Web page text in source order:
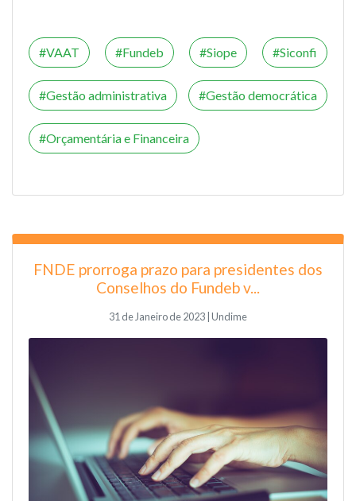
VAAT Fundeb Siope Siconfi
Gestão administrativa Gestão democrática
Orçamentária e Financeira
FNDE prorroga prazo para presidentes dos
Conselhos do Fundeb v...
31 de Janeiro de 2023 | Undime